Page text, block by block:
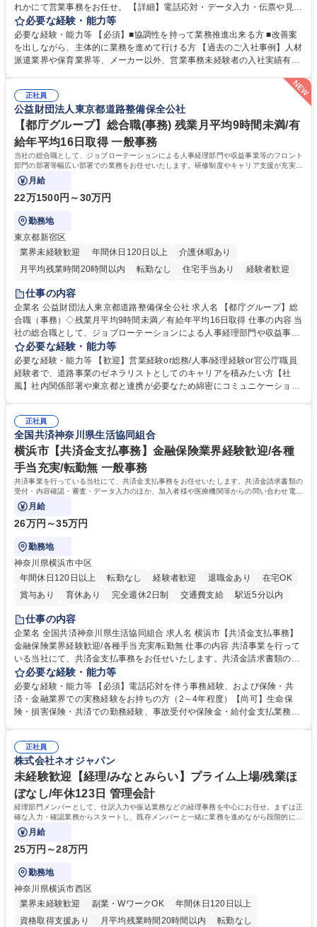
れかにて営業事務をお任せ。 【詳細】電話応対・データ入力・伝票や見積
の作成・カタログ送付・来客対応・営業所内で発生する事務業務や業務改
善をお任せ。 【教育制度】ご入社後、育成担当とペアになりながらOJTに
て業務を覚えていただくことが可能です。業務システムがきちんと構築さ
れているため、スムーズに仕事に慣れることができる環境です。また、
常に改善を目指す風土のため、安心して業務に取り組んでいただけます。
募集職種 【大阪・京都・滋賀】営業事務 ※未経験可
必要な経験・能力等
必要な経験・能力等 【必須】■協調性を持って業務推進出来る方 ■改善案
を出しながら、主体的に業務を進めて行ける方 【過去のご入社事例】人材
派遣業界や保育業界等、メーカー以外、営業事務未経験者の入社実績有
により、キーエンスの付加価値向上に貢献します。ベースの定型業務に加
えて、お客様や社員の状況に合わせ、能動的なサポート、改善の動きも期
待され。組織を支えるスペシャリストとして、チームに貢献し、結果的に
社員から頼られる存在になることができます。平均19:30の退勤以降の業
務の持ち帰りも禁止されており、メリハリのある働き方となります。 学
歴・資格 学歴：大学院 大学 高専 短大 語学力： 資格：
正社員
公益財団法人東京都道路整備保全公社
【都庁グループ】総合職(事務) 残業月平均9時間未満/有
給年平均16日取得 一般事務
当社の総合職として、ジョブローテーションによる人事経理部門や収益事業等のフロント
部門の部署等幅広い部署での業務をお任せいたします。研修制度やキャリア支援が充実し
ております！ ※下記業務詳細
月給
22万1500円～30万円
勤務地
東京都新宿区
業界未経験歓迎
年間休日120日以上
介護休暇あり
月平均残業時間20時間以内
転勤なし 住宅手当あり
経験者歓迎
研修あり
退職金あり
駅近5分以内
資格取得手当あり 食事補助あり
仕事の内容
企業名 公益財団法人東京都道路整備保全公社 求人名 【都庁グループ】総
合職（事務）◇残業月平均9時間未満／有給年平均16日取得 仕事の内容 当
社の総合職として、ジョブローテーションによる人事経理部門や収益事業
等のフロント部門の部署等幅広い部署での業務をお任せいたします。研修
制度やキャリア支援が充実しております！ ※下記業務詳細 【業務詳細】■
管理部門：広報、人事、経理など当公社の運営に係る管理業務 ■収益部
門：駐車場の新規開拓、管理運営、新宿駅西口広場の「イベントコーナ
道路施設や道路工事現場の見学ツアー事業 ※入社後は上記いずれかの部門
へ配属。※業務内容変更の範囲：会社の定める業務 募集職種 【都庁グル
ープ】総合職（事務）◇残業月平均9時間未満／有給年平均16日取得
必要な経験・能力等
必要な経験・能力等 【歓迎】営業経験or総務/人事/経理経験or官公庁職員
経験者で、道路事業のゼネラリストとしてのキャリアを積みたい方【社
風】社内関係部署や東京都と連携が必要なため綿密にコミュニケーション
部門など多岐に渡る業務を経験できます。 ■様々なプロジェクト：駐車場
事業の他、新宿駅西口広場内に設置された照明を兼ねた広告「ブライトサ
イン」の管理運営を行うなど、事業収益を生み出す活動を積極的に行って
います。 学歴・資格 学歴：大学院 大学 高専 短大 専修学校 高校 語学力：
資格：
正社員
全国共済神奈川県生活協同組合
横浜市【共済金支払事務】金融保険業界経験歓迎/各種
手当充実/転勤無 一般事務
共済事業を行っている当社にて、共済金支払事務をお任せいたします。共済金請求書類の
受付・内容確認・審査・データ入力のほか、加入者様や医療機関等からの問い合わせ電話
対応や書類発送等を担当します。
月給
26万円～35万円
勤務地
神奈川県横浜市中区
年間休日120日以上
転勤なし 経験者歓迎 退職金あり
在宅OK
賞与あり
育休あり 完全週休2日制 交通費支給
駅近5分以内
土日祝休み
仕事の内容
企業名 全国共済神奈川県生活協同組合 求人名 横浜市【共済金支払事務】
金融保険業界経験歓迎/各種手当充実/転勤無 仕事の内容 共済事業を行って
いる当社にて、共済金支払事務をお任せいたします。共済金請求書類の受
付・内容確認・審査・データ入力のほか、加入者様や医療機関等からの問
い合わせ電話対応や書類発送等を担当します。 ■共済金請求書類の受付、
内容確認、および共済金支払に関する審査・事務処理業務全般を担当 ■専
用システムへのデータ入力、各種必要書類の作成・発送作業 ■加入者様や
指定する業務 募集職種 横浜市【共済金支払事務】金融保険業界経験歓迎/
各種手当充実/転勤無
必要な経験・能力等
必要な経験・能力等 【必須】電話応対を伴う事務経験、および保険・共
済・金融業界での実務経験をお持ちの方（2～4年程度）【尚可】生命保
険・損害保険・共済での勤務経験、事故受付や保険金・給付金支払業務経
務へのキャリアチェンジ希望者も大歓迎です！ 学歴・資格 学歴：大学院
大学 高専 短大 専修学校 高校 語学力： 資格：
正社員
株式会社ネオジャパン
未経験歓迎【経理/みなとみらい】プライム上場/残業ほ
ぼなし/年休123日 管理会計
経理部門メンバーとして、仕訳入力や振込業務などの経理事務を中心にお任せ。まずは正
確な入力・確認業務からスタートし、既存メンバーと一緒に業務を進めながら段階的に経
理知識を身につけていただきます。
月給
25万円～28万円
勤務地
神奈川県横浜市西区
業界未経験歓迎
副業・WワークOK
年間休日120日以上
資格取得支援あり
月平均残業時間20時間以内 転勤なし